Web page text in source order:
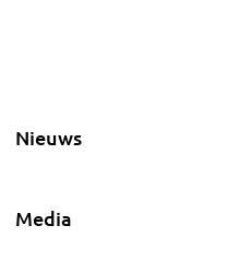
Nieuws
Media